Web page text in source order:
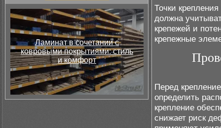
Ламинат в сочетании с
ковровыми покрытиями: стиль
и комфорт
Точки
должна
крепежей и
крепежные
Перед
определить
крепление
снижает риск